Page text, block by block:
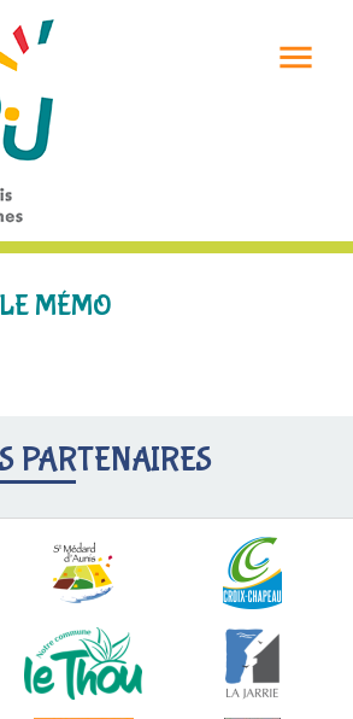

MÉMO
PARTENAIRES